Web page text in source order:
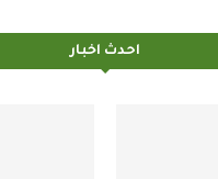
احدث اخبار